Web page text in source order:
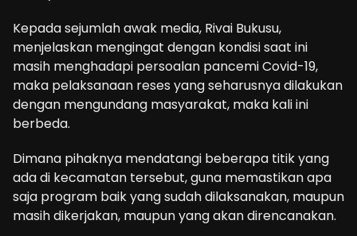
Kepada sejumlah awak media, Rivai Bukusu,
menjelaskan mengingat dengan kondisi saat ini
masih menghadapi persoalan pancemi Covid-19,
maka pelaksanaan reses yang seharusnya dilakukan
dengan mengundang masyarakat, maka kali ini
berbeda.
Dimana pihaknya mendatangi beberapa titik yang
ada di kecamatan tersebut, guna memastikan apa
saja program baik yang sudah dilaksanakan, maupun
masih dikerjakan, maupun yang akan direncanakan.